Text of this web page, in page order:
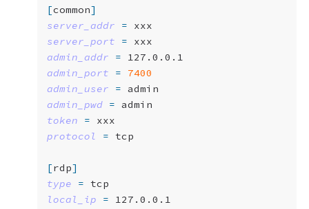
[common]
server_addr
=
server_port
=
admin_addr
=
admin_port
=
7400
admin_user
=
admin_pwd =
token
=
protocol
=
[rdp]
type
=
local_ip
=